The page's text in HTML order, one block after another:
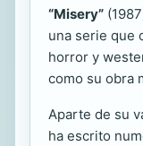
“Misery”
una serie que
horror y
como su obra
Aparte de su
ha escrito